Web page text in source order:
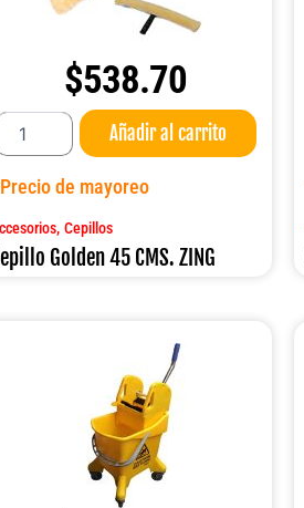
$538.70
Golden
Añadir al carrito
de mayoreo
,Cepillos
Golden 45 CMS. ZING